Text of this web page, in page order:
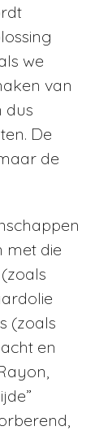
we
van
dus
De
de
met die
(zoals
en